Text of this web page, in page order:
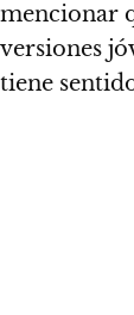
mencionar
versiones
tiene